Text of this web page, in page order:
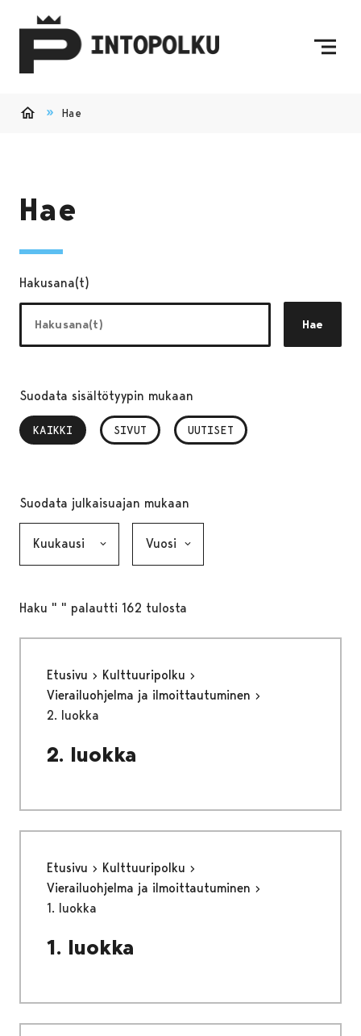
Hae
Hae
Hakusana(t)
Hae
Suodata sisältötyypin mukaan
KAIKKI
, VALITTU SIVUT UUTISET
Suodata julkaisuajan mukaan
Haku " " palautti 162 tulosta
Etusivu
Kulttuuripolku
Vierailuohjelma ja ilmoittautuminen
2. luokka
2. luokka
Etusivu
Kulttuuripolku
Vierailuohjelma ja ilmoittautuminen
1. luokka
1. luokka